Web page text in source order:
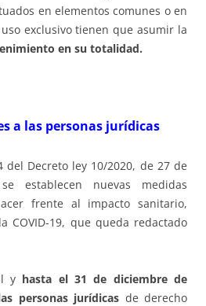
en elementos comunes o en
exclusivo tienen que asumir la
en su totalidad.
a las personas jurídicas
Decreto ley 10/2020, de 27 de
establecen nuevas medidas
frente al impacto sanitario,
COVID-19, que queda redactado
y hasta el 31 de diciembre de
personas jurídicas de derecho